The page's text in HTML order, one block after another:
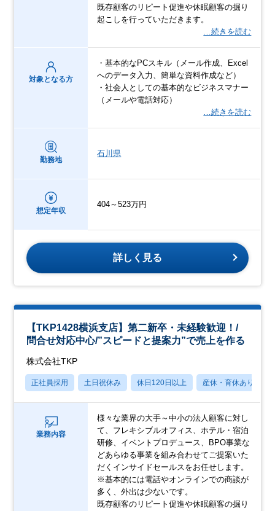
既存顧客のリピート促進や休眠顧客の掘り
起こしを行っていただきます。
…続きを読む
対象となる方
・基本的なPCスキル（メール作成、Excel
へのデータ入力、簡単な資料作成など）
・社会人としての基本的なビジネスマナー
（メールや電話対応）
…続きを読む
勤務地
石川県
想定年収
404～523万円
詳しく見る
【TKP1428横浜支店】第二新卒・未経験歓迎！/
問合せ対応中心/”スピードと提案力”で売上を作る
株式会社TKP
正社員採用 土日祝休み 休日120日以上 産休・育休あり
業務内容
様々な業界の大手～中小の法人顧客に対し
て、フレキシブルオフィス、ホテル・宿泊
研修、イベントプロデュース、BPO事業な
どあらゆる事業を組み合わせてご提案いた
だくインサイドセールスをお任せします。
※基本的には電話やオンラインでの商談が
多く、外出は少ないです。
既存顧客のリピート促進や休眠顧客の掘り